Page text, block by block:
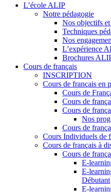
L’école ALIP
Notre pédagogie
Nos objectifs
Techniques
Nos
L’expérience
Brochures
Cours de français
INSCRIPTION
Cours de français en
Cours de
Cours de
Cours de
Nos
Cours de
Cours Individuels de
Cours de français à
Cours de
E-
E-
Débutant
E-